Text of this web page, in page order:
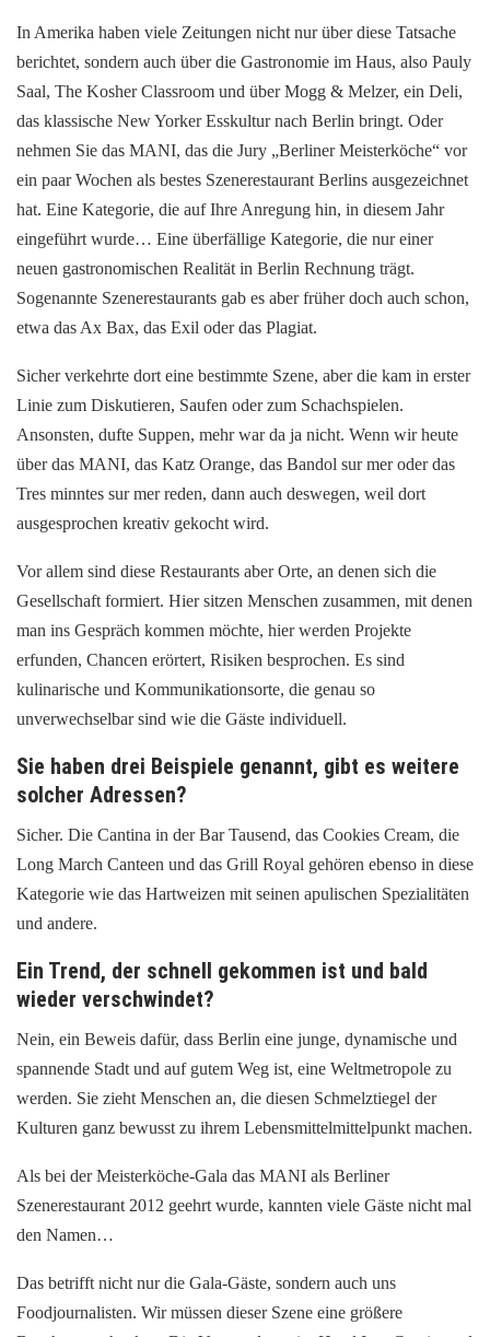
In Amerika haben viele Zeitungen nicht nur über diese Tatsache
berichtet, sondern auch über die Gastronomie im Haus, also Pauly
Saal, The Kosher Classroom und über Mogg & Melzer, ein Deli,
das klassische New Yorker Esskultur nach Berlin bringt. Oder
nehmen Sie das MANI, das die Jury „Berliner Meisterköche“ vor
ein paar Wochen als bestes Szenerestaurant Berlins ausgezeichnet
hat. Eine Kategorie, die auf Ihre Anregung hin, in diesem Jahr
eingeführt wurde… Eine überfällige Kategorie, die nur einer
neuen gastronomischen Realität in Berlin Rechnung trägt.
Sogenannte Szenerestaurants gab es aber früher doch auch schon,
etwa das Ax Bax, das Exil oder das Plagiat.
Sicher verkehrte dort eine bestimmte Szene, aber die kam in erster
Linie zum Diskutieren, Saufen oder zum Schachspielen.
Ansonsten, dufte Suppen, mehr war da ja nicht. Wenn wir heute
über das MANI, das Katz Orange, das Bandol sur mer oder das
Tres minntes sur mer reden, dann auch deswegen, weil dort
ausgesprochen kreativ gekocht wird.
Vor allem sind diese Restaurants aber Orte, an denen sich die
Gesellschaft formiert. Hier sitzen Menschen zusammen, mit denen
man ins Gespräch kommen möchte, hier werden Projekte
erfunden, Chancen erörtert, Risiken besprochen. Es sind
kulinarische und Kommunikationsorte, die genau so
unverwechselbar sind wie die Gäste individuell.
Sie haben drei Beispiele genannt, gibt es weitere
solcher Adressen?
Sicher. Die Cantina in der Bar Tausend, das Cookies Cream, die
Long March Canteen und das Grill Royal gehören ebenso in diese
Kategorie wie das Hartweizen mit seinen apulischen Spezialitäten
und andere.
Ein Trend, der schnell gekommen ist und bald
wieder verschwindet?
Nein, ein Beweis dafür, dass Berlin eine junge, dynamische und
spannende Stadt und auf gutem Weg ist, eine Weltmetropole zu
werden. Sie zieht Menschen an, die diesen Schmelztiegel der
Kulturen ganz bewusst zu ihrem Lebensmittelmittelpunkt machen.
Als bei der Meisterköche-Gala das MANI als Berliner
Szenerestaurant 2012 geehrt wurde, kannten viele Gäste nicht mal
den Namen…
Das betrifft nicht nur die Gala-Gäste, sondern auch uns
Foodjournalisten. Wir müssen dieser Szene eine größere